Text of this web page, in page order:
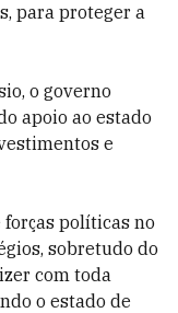
para proteger a
o governo
apoio ao estado
e
forças políticas no
sobretudo do
com toda
o estado de